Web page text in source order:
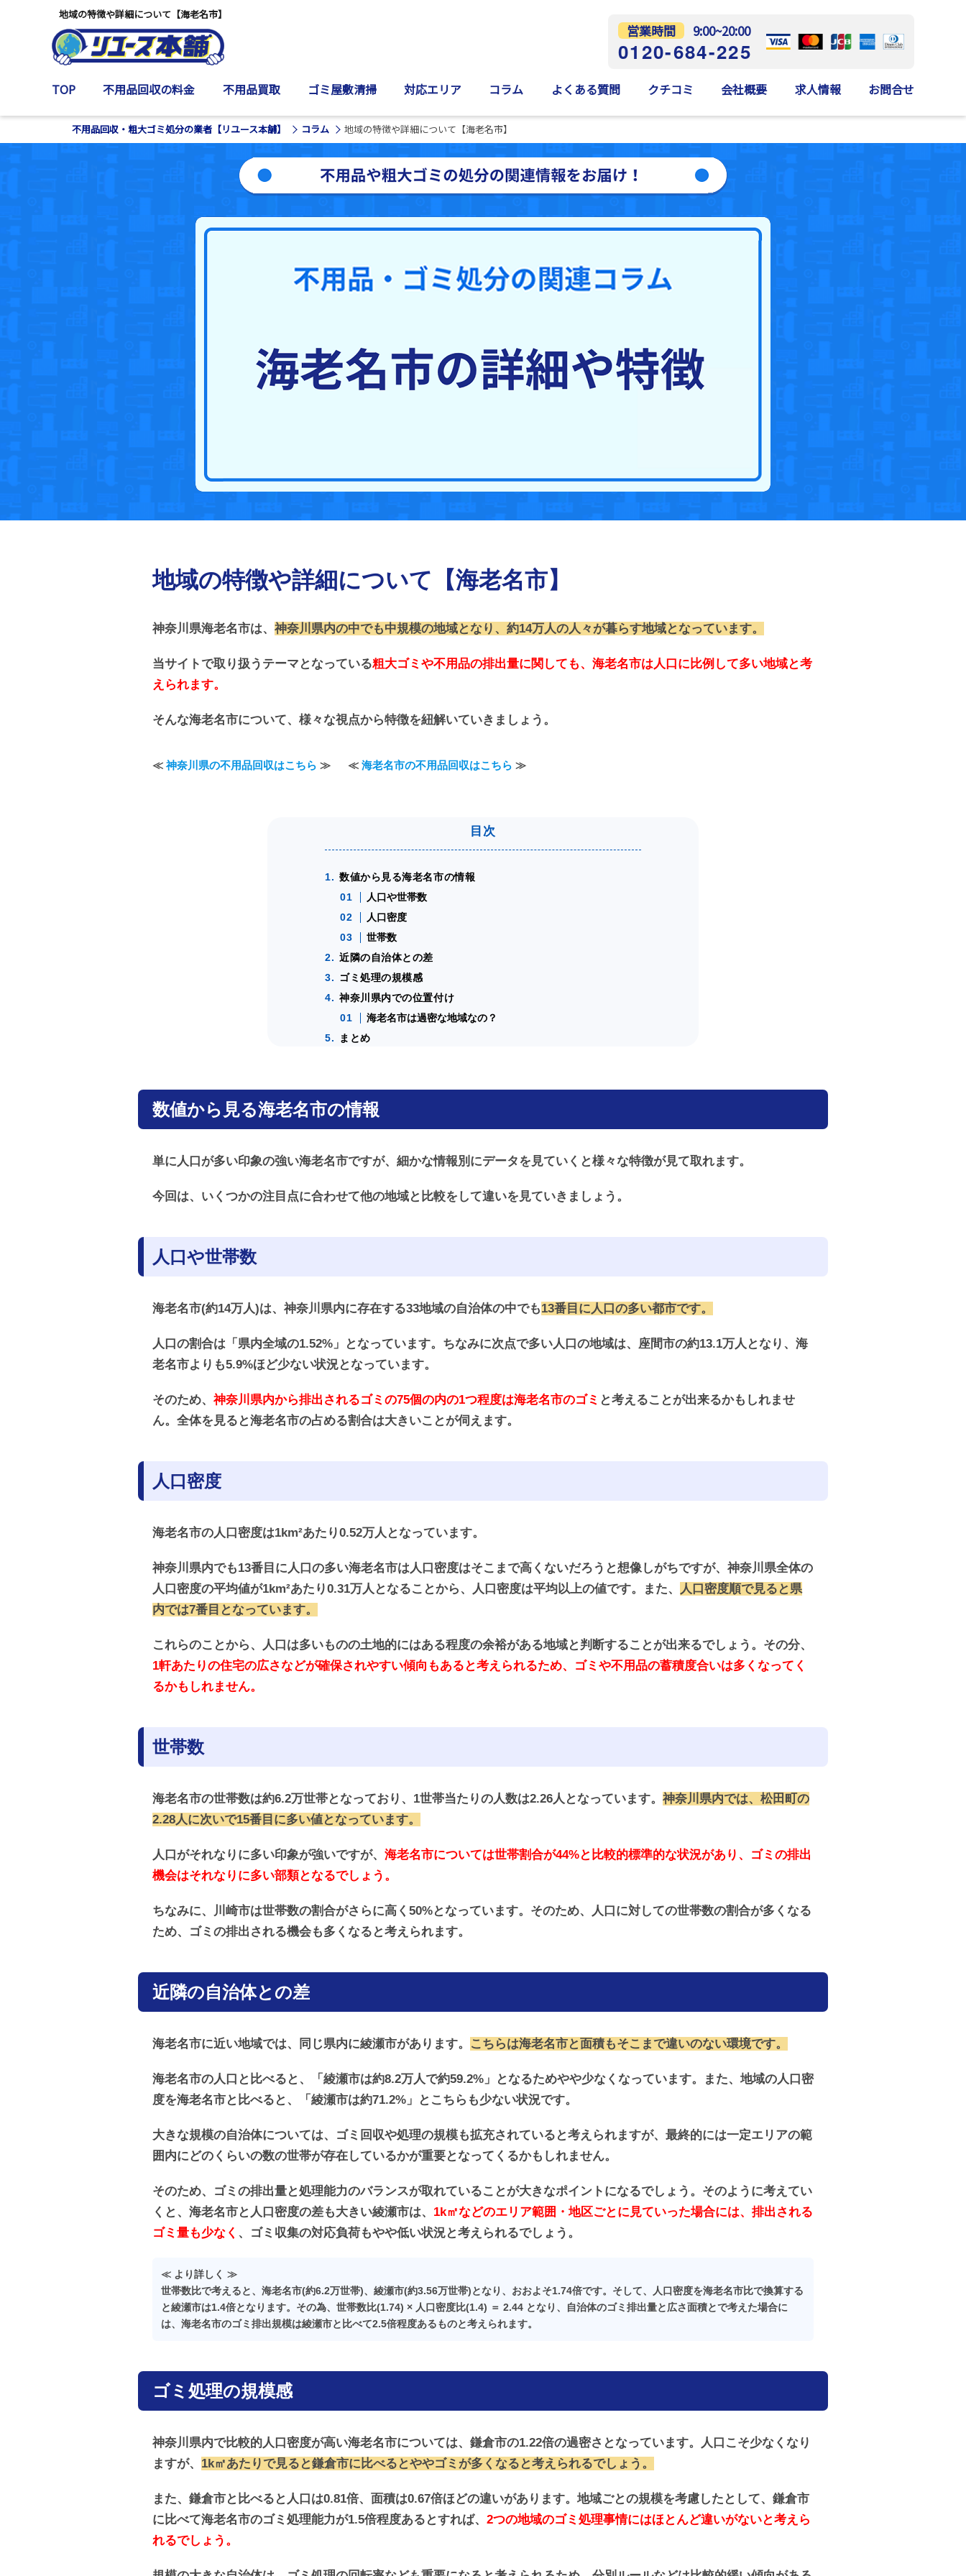
営業時間 9:00~20:00
0120-684-225
TOP 不用品回収の料金 不用品買取 ゴミ屋敷清掃 対応エリア コラム よくある質問 クチコミ 会社概要 求人情報 お問合せ
地域の特徴や詳細について【海老名市】
不用品回収・粗大ゴミ処分の業者【リユース本舗】 コラム 地域の特徴や詳細について【海老名市】
地域の特徴や詳細について【海老名市】
神奈川県海老名市は、 神奈川県内の中でも中規模の地域となり、約14万人の人々が暮らす地域となっています。
当サイトで取り扱うテーマとなっている粗大ゴミや不用品の排出量に関しても、海老名市は人口に比例して多い地域と考
えられます。
そんな海老名市について、様々な視点から特徴を紐解いていきましょう。
≪ 神奈川県の不用品回収はこちら ≫ ≪ 海老名市の不用品回収はこちら ≫
数値から見る海老名市の情報
人口や世帯数
人口密度
世帯数
近隣の自治体との差
ゴミ処理の規模感
神奈川県内での位置付け
海老名市は過密な地域なの？
まとめ
数値から見る海老名市の情報
単に人口が多い印象の強い海老名市ですが、細かな情報別にデータを見ていくと様々な特徴が見て取れます。
今回は、いくつかの注目点に合わせて他の地域と比較をして違いを見ていきましょう。
人口や世帯数
海老名市(約14万人)は、神奈川県内に存在する33地域の自治体の中でも13番目に人口の多い都市です。
人口の割合は「県内全域の1.52%」となっています。ちなみに次点で多い人口の地域は、座間市の約13.1万人となり、海
老名市よりも5.9%ほど少ない状況となっています。
そのため、神奈川県内から排出されるゴミの75個の内の1つ程度は海老名市のゴミ と考えることが出来るかもしれませ
ん。全体を見ると海老名市の占める割合は大きいことが伺えます。
人口密度
海老名市の人口密度は1km²あたり0.52万人となっています。
神奈川県内でも13番目に人口の多い海老名市は人口密度はそこまで高くないだろうと想像しがちですが、神奈川県全体の
人口密度の平均値が1km²あたり0.31万人となることから、人口密度は平均以上の値です。また、
人口密度順で見ると県
内では7番目となっています。
これらのことから、人口は多いものの土地的にはある程度の余裕がある地域と判断することが出来るでしょう。その分、
1軒あたりの住宅の広さなどが確保されやすい傾向もあると考えられるため、ゴミや不用品の蓄積度合いは多くなってく
るかもしれません。
世帯数
海老名市の世帯数は約6.2万世帯となっており、1世帯当たりの人数は2.26人となっています。 神奈川県内では、松田町の
2.28人に次いで15番目に多い値となっています。
人口がそれなりに多い印象が強いですが、 海老名市については世帯割合が44%と比較的標準的な状況があり、ゴミの排出
機会はそれなりに多い部類となるでしょう。
ちなみに、川崎市は世帯数の割合がさらに高く50%となっています。そのため、人口に対しての世帯数の割合が多くなる
ため、ゴミの排出される機会も多くなると考えられます。
近隣の自治体との差
海老名市に近い地域では、同じ県内に綾瀬市があります。 こちらは海老名市と面積もそこまで違いのない環境です。
海老名市の人口と比べると、「綾瀬市は約8.2万人で約59.2%」となるためやや少なくなっています。また、地域の人口密
度を海老名市と比べると、「綾瀬市は約71.2%」とこちらも少ない状況です。
大きな規模の自治体については、ゴミ回収や処理の規模も拡充されていると考えられますが、最終的には一定エリアの範
囲内にどのくらいの数の世帯が存在しているかが重要となってくるかもしれません。
そのため、ゴミの排出量と処理能力のバランスが取れていることが大きなポイントになるでしょう。そのように考えてい
くと、海老名市と人口密度の差も大きい綾瀬市は、 1k㎡などのエリア範囲・地区ごとに見ていった場合には、排出される
ゴミ量も少なく 、ゴミ収集の対応負荷もやや低い状況と考えられるでしょう。
≪ より詳しく ≫
世帯数比で考えると、海老名市(約6.2万世帯)、綾瀬市(約3.56万世帯)となり、おおよそ1.74倍です。そして、人口密度を海老名市比で換算する
と綾瀬市は1.4倍となります。その為、世帯数比(1.74) × 人口密度比(1.4) ＝ 2.44 となり、自治体のゴミ排出量と広さ面積とで考えた場合に
は、海老名市のゴミ排出規模は綾瀬市と比べて2.5倍程度あるものと考えられます。
ゴミ処理の規模感
神奈川県内で比較的人口密度が高い海老名市については、鎌倉市の1.22倍の過密さとなっています。人口こそ少なくなり
ますが、 1k㎡あたりで見ると鎌倉市に比べるとややゴミが多くなる と考えられるでしょう。
また、鎌倉市と比べると人口は0.81倍、面積は0.67倍ほどの違いがあります。地域ごとの規模を考慮したとして、鎌倉市
に比べて海老名市のゴミ処理能力が1.5倍程度あるとすれば、 2つの地域のゴミ処理事情にはほとんど違いがないと考えら
れるでしょう。